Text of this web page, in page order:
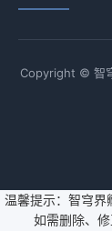
Copyright © 智
温馨提示：智穹界
如需删除、